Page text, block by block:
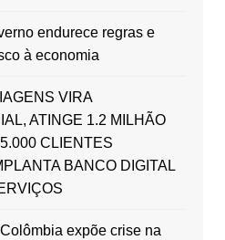
endurece regras e
à economia
VIRA
ATINGE 1.2 MILHÃO
CLIENTES
BANCO DIGITAL
expõe crise na